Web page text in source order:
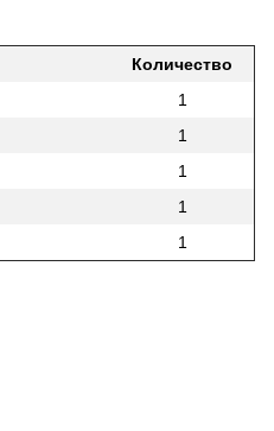
Количество
1
1
1
1
1